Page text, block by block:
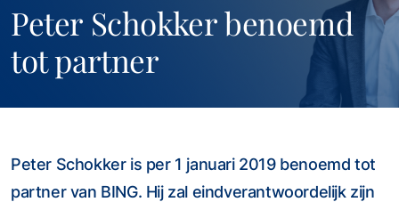
Peter Schokker benoemd
tot partner
Peter Schokker is per 1 januari 2019 benoemd tot
partner van BING. Hij zal eindverantwoordelijk zijn